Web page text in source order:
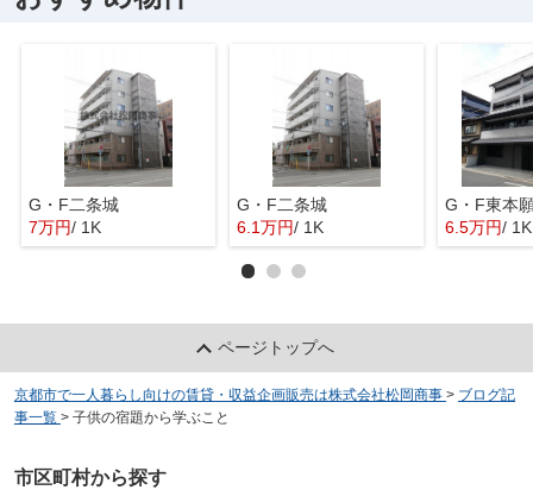
G・F二条城
7万円/ 1K
G・F二条城
6.1万円/ 1K
G・F東本
6.5万円/ 1K
ページトップへ
京都市で一人暮らし向けの賃貸・収益企画販売は株式会社松岡商事 > ブログ記
事一覧 > 子供の宿題から学ぶこと
市区町村から探す